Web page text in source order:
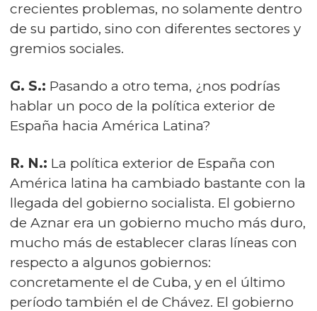
crecientes problemas, no solamente dentro
de su partido, sino con diferentes sectores y
gremios sociales.
G. S.: Pasando a otro tema, ¿nos podrías
hablar un poco de la política exterior de
España hacia América Latina?
R. N.: La política exterior de España con
América latina ha cambiado bastante con la
llegada del gobierno socialista. El gobierno
de Aznar era un gobierno mucho más duro,
mucho más de establecer claras líneas con
respecto a algunos gobiernos:
concretamente el de Cuba, y en el último
período también el de Chávez. El gobierno